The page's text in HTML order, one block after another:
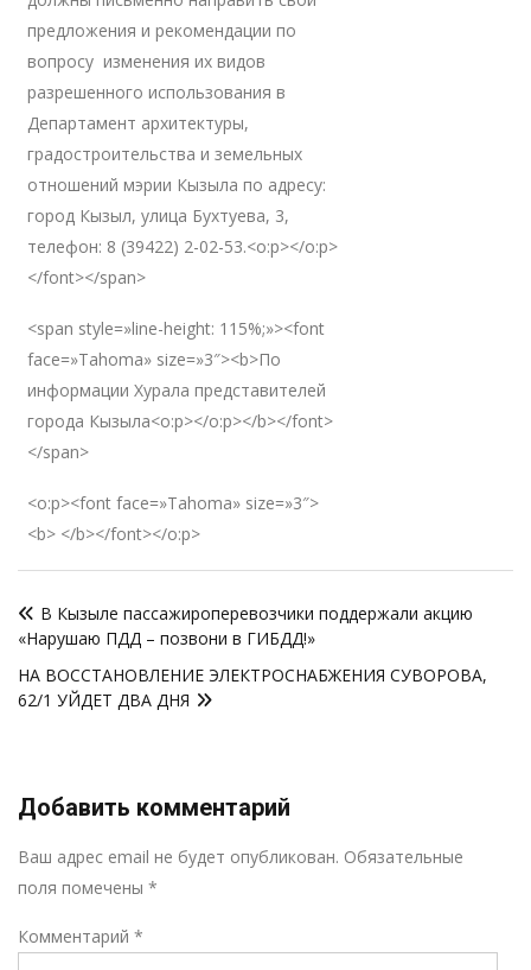
предложения и рекомендации по
вопросу изменения их видов
разрешенного использования в
Департамент архитектуры,
градостроительства и земельных
отношений мэрии Кызыла по адресу:
город Кызыл, улица Бухтуева, 3,
телефон: 8 (39422) 2-02-53.<o:p></o:p>
</font></span>
<span style=»line-height: 115%;»><font
face=»Tahoma» size=»3″><b>По
информации Хурала представителей
города Кызыла<o:p></o:p></b></font>
</span>
<o:p><font face=»Tahoma» size=»3″>
<b> </b></font></o:p>
по
записям
В Кызыле пассажироперевозчики поддержали акцию
«Нарушаю ПДД – позвони в ГИБДД!»
НА ВОССТАНОВЛЕНИЕ ЭЛЕКТРОСНАБЖЕНИЯ СУВОРОВА,
62/1 УЙДЕТ ДВА ДНЯ
Добавить комментарий
Ваш адрес email не будет опубликован. Обязательные
поля помечены *
Комментарий *